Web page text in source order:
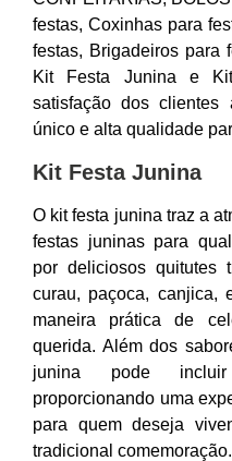
festas, Coxinhas para
festas, Brigadeiros para
Kit Festa Junina e
satisfação dos clientes
único e alta qualidade
Kit Festa Junina
O kit festa junina traz a
festas juninas para
por deliciosos quitutes
curau, paçoca, canjica,
maneira prática de
querida. Além dos
junina pode incluir
proporcionando uma
para quem deseja
tradicional comemoração.